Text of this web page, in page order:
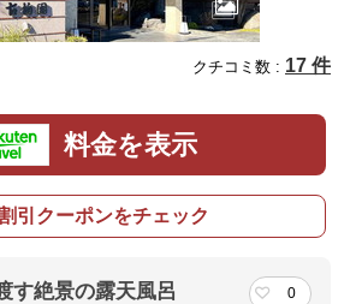
クチコミ数 : 17 件
料金を表示
引クーポンをチェック
す絶景の露天風呂 0